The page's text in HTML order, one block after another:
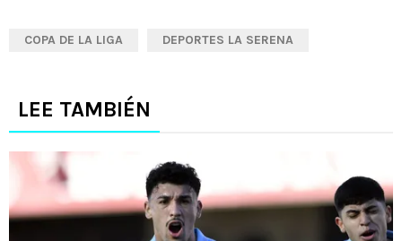
COPA DE LA LIGA DEPORTES LA SERENA
LEE TAMBIÉN